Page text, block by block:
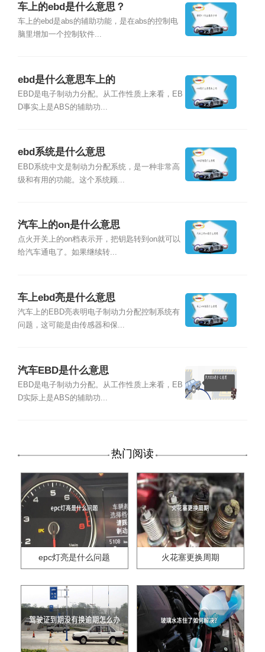
车上的ebd是什么意思？
车上的ebd是abs的辅助功能，是在abs的控制电
脑里增加一个控制软件...
ebd是什么意思车上的
EBD是电子制动力分配。从工作性质上来看，EB
D事实上是ABS的辅助功...
ebd系统是什么意思
EBD系统中文是制动力分配系统，是一种非常高
级和有用的功能。这个系统顾...
汽车上的on是什么意思
点火开关上的on档表示开，把钥匙转到on就可以
给汽车通电了。如果继续转...
车上ebd亮是什么意思
汽车上的EBD亮表明电子制动力分配控制系统有
问题，这可能是由传感器和保...
汽车EBD是什么意思
EBD是电子制动力分配。从工作性质上来看，EB
D实际上是ABS的辅助功...
热门阅读
epc灯亮是什么问题 火花塞更换周期